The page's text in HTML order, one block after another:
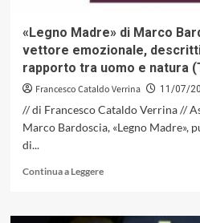
«Legno Madre» di Marco
vettore emozionale,
rapporto tra uomo e natura
Francesco Cataldo Verrina 11/07/
// di Francesco Cataldo Verrina //
Marco Bardoscia, «Legno Madre»,
di...
Continua a LeggereLeggi
su